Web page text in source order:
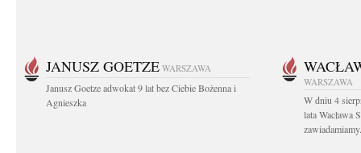
JANUSZ GOETZE WARSZAWA
Janusz Goetze adwokat 9 lat bez Ciebie Bożenna i
Agnieszka
WARSZAWA
W dniu 4
lata Wacława